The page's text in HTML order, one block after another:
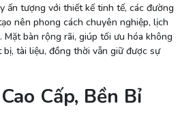
ấn tượng với thiết kế tinh tế, các đường
nên phong cách chuyên nghiệp, lịch
Mặt bàn rộng rãi, giúp tối ưu hóa không
tài liệu, đồng thời vẫn giữ được sự
Cấp, Bền Bỉ